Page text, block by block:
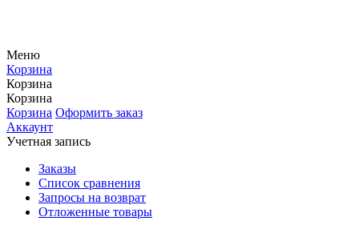
Меню
Корзина
Корзина
Корзина
Корзина Оформить заказ
Аккаунт
Учетная запись
Заказы
Список сравнения
Запросы на возврат
Отложенные товары